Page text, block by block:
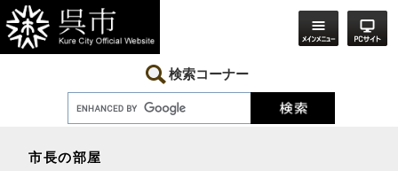
ー
ジ
の
ニ
ュ
ー
検索コーナー
市長の部屋